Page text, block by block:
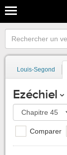
Louis-Segond
Ezéchiel
Comparer